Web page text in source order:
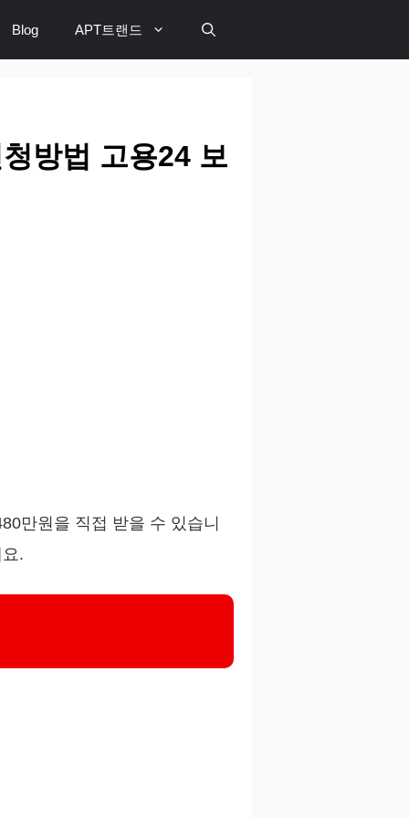
Blog APT트랜드
방법 고용24 보
만원을 직접 받을 수 있습니
.